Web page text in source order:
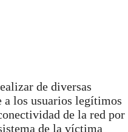
de diversas
a los usuarios legítimos
de la red por
de la víctima